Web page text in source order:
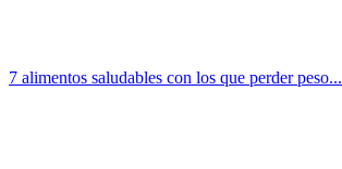
7 alimentos saludables con los que perder peso...